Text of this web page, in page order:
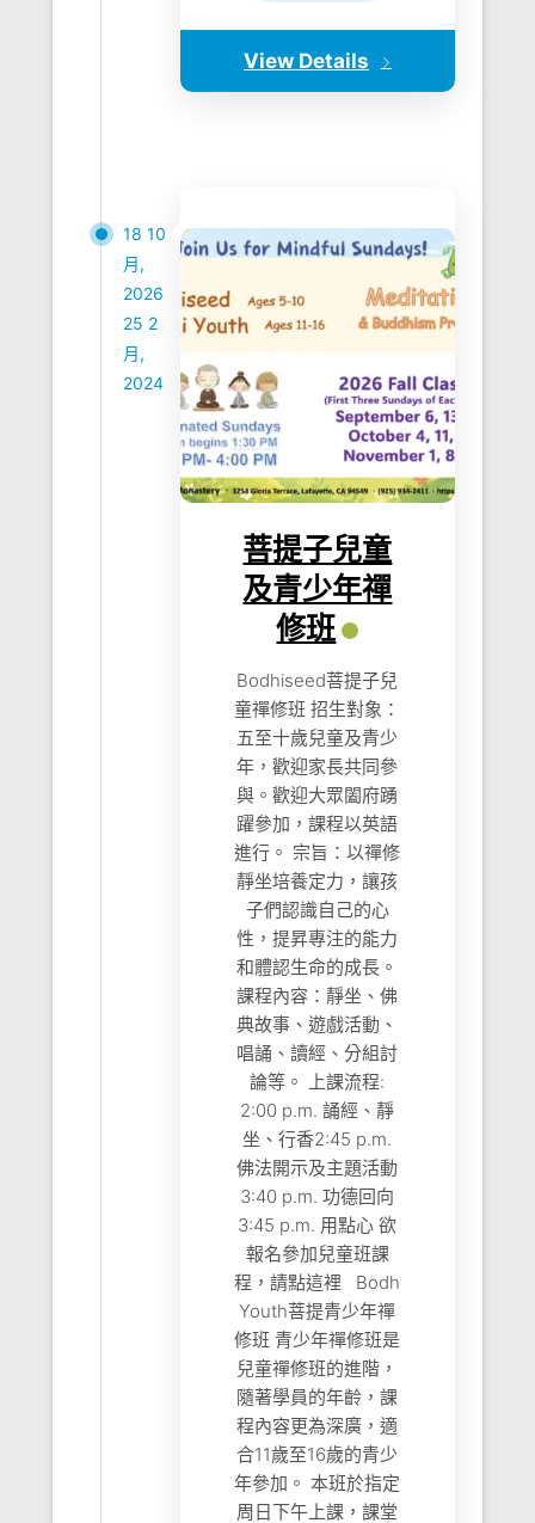
View Details
18 10
月,
2026
25 2
月,
2024
菩提子兒童
及青少年禪
修班
Bodhiseed菩提子兒
童禪修班 招生對象：
五至十歲兒童及青少
年，歡迎家長共同參
與。歡迎大眾闔府踴
躍參加，課程以英語
進行。 宗旨：以禪修
靜坐培養定力，讓孩
子們認識自己的心
性，提昇專注的能力
和體認生命的成長。
課程內容：靜坐、佛
典故事、遊戲活動、
唱誦、讀經、分組討
論等。 上課流程:
2:00 p.m. 誦經、靜
坐、行香2:45 p.m.
佛法開示及主題活動
3:40 p.m. 功德回向
3:45 p.m. 用點心 欲
報名參加兒童班課
程，請點這裡 Bodh
Youth菩提青少年禪
修班 青少年禪修班是
兒童禪修班的進階，
隨著學員的年齡，課
程內容更為深廣，適
合11歲至16歲的青少
年參加。 本班於指定
周日下午上課，課堂